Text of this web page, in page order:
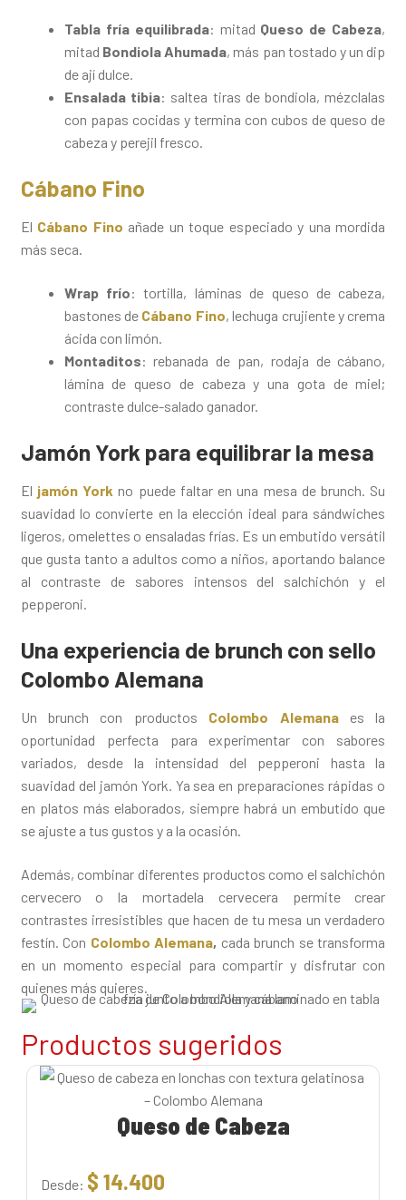
Tabla fría equilibrada: mitad Queso de Cabeza,
mitad Bondiola Ahumada, más pan tostado y un dip
de ají dulce.
Ensalada tibia: saltea tiras de bondiola, mézclalas
con papas cocidas y termina con cubos de queso de
cabeza y perejil fresco.
Cábano Fino
El Cábano Fino añade un toque especiado y una mordida
más seca.
Wrap frío: tortilla, láminas de queso de cabeza,
bastones de Cábano Fino, lechuga crujiente y crema
ácida con limón.
Montaditos: rebanada de pan, rodaja de cábano,
lámina de queso de cabeza y una gota de miel;
contraste dulce-salado ganador.
Jamón York para equilibrar la mesa
El jamón York no puede faltar en una mesa de brunch. Su
suavidad lo convierte en la elección ideal para sándwiches
ligeros, omelettes o ensaladas frías. Es un embutido versátil
que gusta tanto a adultos como a niños, aportando balance
al contraste de sabores intensos del salchichón y el
pepperoni.
Una experiencia de brunch con sello
Colombo Alemana
Un brunch con productos Colombo Alemanaes la
oportunidad perfecta para experimentar con sabores
variados, desde la intensidad del pepperoni hasta la
suavidad del jamón York. Ya sea en preparaciones rápidas o
en platos más elaborados, siempre habrá un embutido que
se ajuste a tus gustos y a la ocasión.
Además, combinar diferentes productos como el salchichón
cervecero o la mortadela cervecera permite crear
contrastes irresistibles que hacen de tu mesa un verdadero
festín. Con Colombo Alemana, cada brunch se transforma
en un momento especial para compartir y disfrutar con
quienes más quieres.
Productos sugeridos
Queso de Cabeza
Desde: $ 14.400